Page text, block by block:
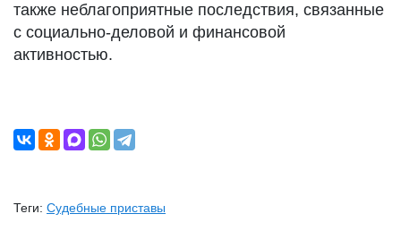
также неблагоприятные последствия, связанные
с социально-деловой и финансовой
активностью.
Теги: Судебные приставы